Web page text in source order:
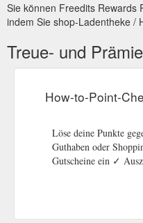
Sie können Freedits Rewards
indem Sie shop-Ladentheke /
Treue- und
How-to-Point-
Löse deine Punkte
Guthaben oder
Gutscheine ein ✓